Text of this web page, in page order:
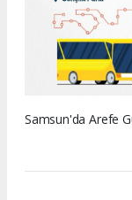
Samsun'da Arefe